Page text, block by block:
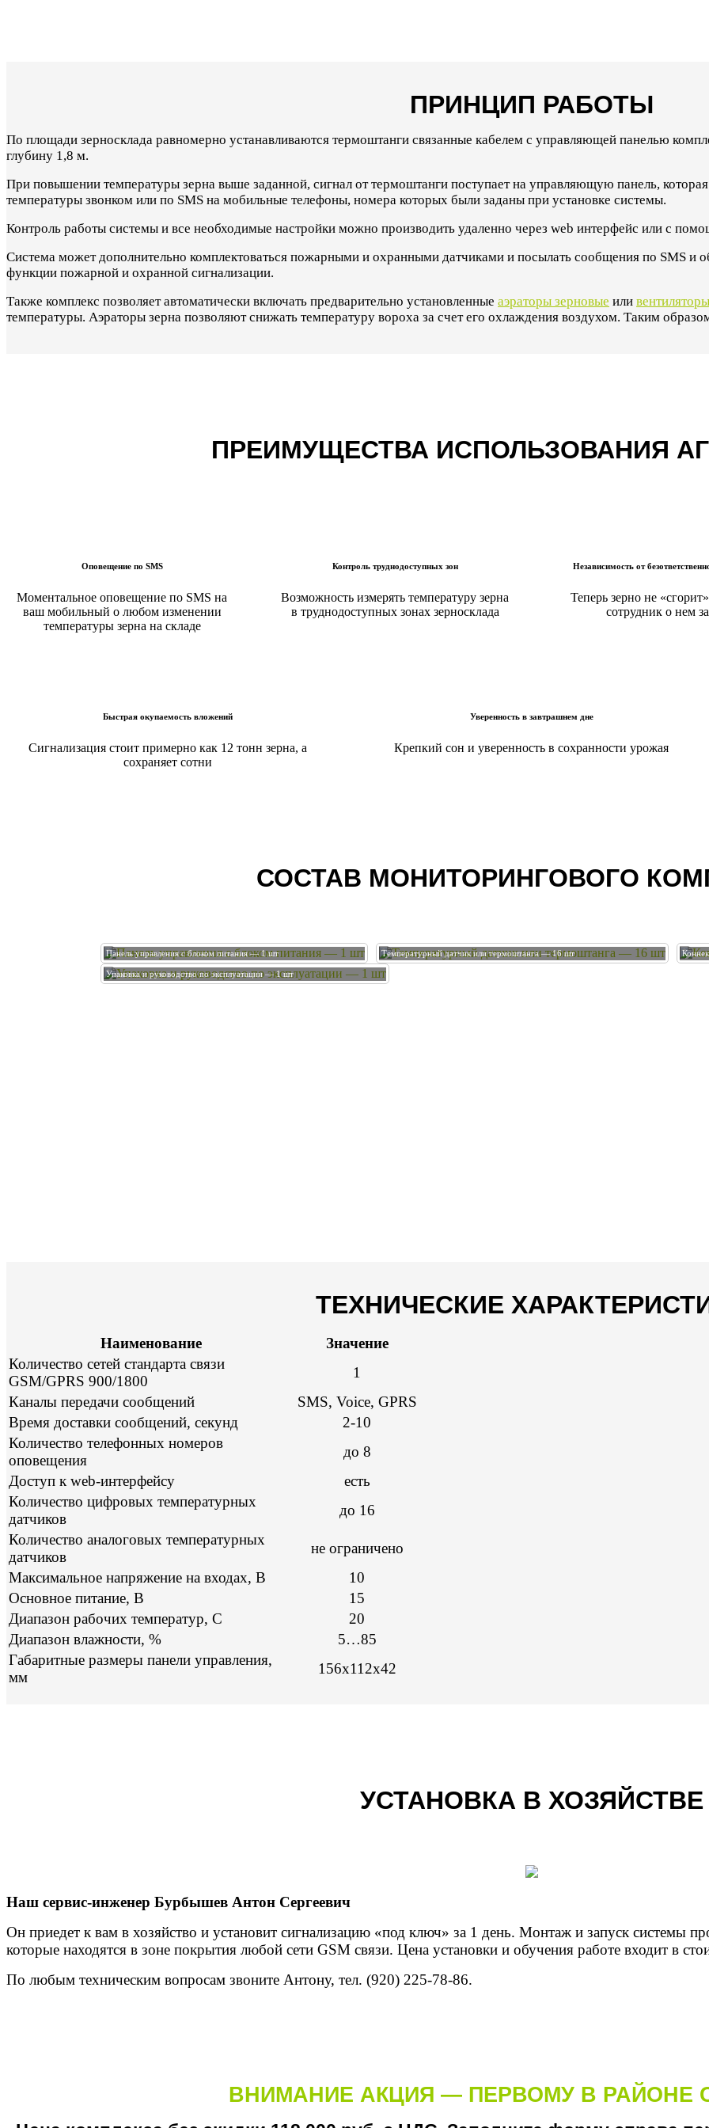
ПРИНЦИП РАБОТЫ
По площади зерносклада равномерно устанавливаются термоштанги связанные кабелем с управляющей панелью
глубину 1,8 м.
При повышении температуры зерна выше заданной, сигнал от термоштанги поступает на управляющую панель,
температуры звонком или по SMS на мобильные телефоны, номера которых были заданы при установке системы.
Контроль работы системы и все необходимые настройки можно производить удаленно через web интерфейс или с
Система может дополнительно комплектоваться пожарными и охранными датчиками и посылать сообщения по SMS и
функции пожарной и охранной сигнализации.
Также комплекс позволяет автоматически включать предварительно установленные аэраторы зерновые или
температуры. Аэраторы зерна позволяют снижать температуру вороха за счет его охлаждения воздухом. Таким
ПРЕИМУЩЕСТВА ИСПОЛЬЗОВАНИЯ
Оповещение по SMS
Моментальное оповещение по SMS на
ваш мобильный о любом изменении
температуры зерна на складе
Контроль труднодоступных зон
Возможность измерять температуру зерна
в труднодоступных зонах зерносклада
Независимость от
Теперь зерно не
сотрудник о нем
Быстрая окупаемость вложений
Сигнализация стоит примерно как 12 тонн зерна, а
сохраняет сотни
Уверенность в завтрашнем дне
Крепкий сон и уверенность в сохранности урожая
СОСТАВ МОНИТОРИНГОВОГО
Панель управления с блоком питания — 1 шт Температурный датчик или термоштанга — 16 шт
Упаковка и руководство по эксплуатации — 1 шт
ТЕХНИЧЕСКИЕ
Наименование
Значение
Количество сетей стандарта связи
GSM/GPRS 900/1800
1
Каналы передачи сообщений
SMS, Voice, GPRS
Время доставки сообщений, секунд
2-10
Количество телефонных номеров
оповещения
до 8
Доступ к web-интерфейсу
есть
Количество цифровых температурных
датчиков
до 16
Количество аналоговых температурных
датчиков
не ограничено
Максимальное напряжение на входах, В
10
Основное питание, В
15
Диапазон рабочих температур, С
20
Диапазон влажности, %
5…85
Габаритные размеры панели управления,
мм
156х112х42
УСТАНОВКА В ХОЗЯЙСТВЕ
Наш сервис-инженер Бурбышев Антон Сергеевич
Он приедет к вам в хозяйство и установит сигнализацию «под ключ» за 1 день. Монтаж и запуск системы
которые находятся в зоне покрытия любой сети GSM связи. Цена установки и обучения работе входит в
По любым техническим вопросам звоните Антону, тел. (920) 225-78-86.
ВНИМАНИЕ АКЦИЯ — ПЕРВОМУ В РАЙОНЕ